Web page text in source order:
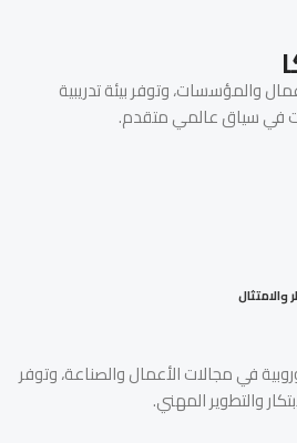
والمؤسسات، وتوفر بيئة تدريبية
في سياق عالمي متقدم.
والامتثال
في مجالات الأعمال والصناعة، وتوفر
والتطوير المهني.